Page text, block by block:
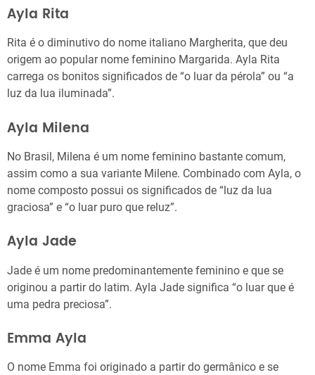
Ayla Rita
Rita é o diminutivo do nome italiano Margherita, que deu
origem ao popular nome feminino Margarida. Ayla Rita
carrega os bonitos significados de “o luar da pérola” ou “a
luz da lua iluminada”.
Ayla Milena
No Brasil, Milena é um nome feminino bastante comum,
assim como a sua variante Milene. Combinado com Ayla, o
nome composto possui os significados de “luz da lua
graciosa” e “o luar puro que reluz”.
Ayla Jade
Jade é um nome predominantemente feminino e que se
originou a partir do latim. Ayla Jade significa “o luar que é
uma pedra preciosa”.
Emma Ayla
O nome Emma foi originado a partir do germânico e se